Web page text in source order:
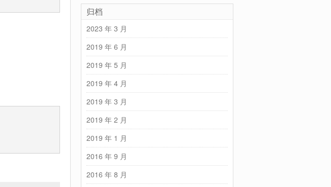
归档
2023 年 3 月
2019 年 6 月
2019 年 5 月
2019 年 4 月
2019 年 3 月
2019 年 2 月
2019 年 1 月
2016 年 9 月
2016 年 8 月